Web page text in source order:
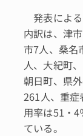
発表によ
内訳は、津
市7人、桑名
人、大紀町
朝日町、県
261人、重
用率は51・4
ている。